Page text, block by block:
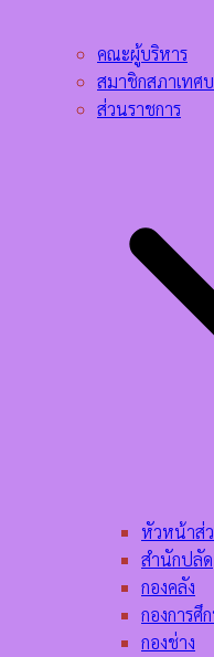
คณะผู้บริหาร
สมาชิกสภาเทศ
ส่วนราชการ
หัวหน้าส่
สำนักปลัด
กองคลัง
กองการศึ
กองช่าง